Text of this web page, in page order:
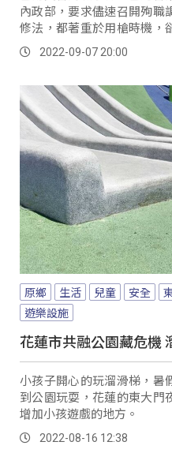
內政部，要求儘速召開殉職
修法，都著重於用槍時機，
練、裝備規劃的指導跟監督
呼籲行政院應採納基層團體
2022-09-07 20:00
原鄉 生活 兒童 安全
遊樂設施
花蓮市共融公園藏危機
小孩子開心的玩溜滑梯，暑
到公園玩耍，花蓮的東大門
增加小孩遊戲的地方。
2022-08-16 12:38